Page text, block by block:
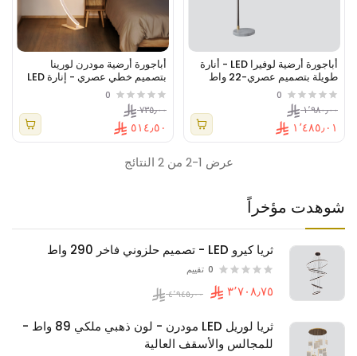
شوهدت مؤخراً
ثريا كيرو LED - تصميم حلزوني فاخر 290 واط
0 تقييم
ثريا لوريل LED مودرن - لون ذهبي ملكي 89 واط -
للمجالس والأسقف العالية
أباجورة أرضية لوفيرا LED - أنارة
طويلة بتصميم عصري-22 واط
0
١٬٤٨٥٫٠١
١٬٩٨٠٫٠٠
أباجورة أرضية مودرن لورينا
بتصميم خطي عصري - إنارة LED
فاخرة لغرف المعيشة والمكاتب -
ذهبي.
0
٥١٤٫٥٠
٧٣٥٫٠٠
عرض 1-2 من 2 النتائج